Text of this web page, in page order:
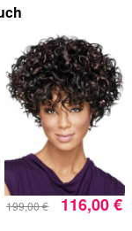
199,00 € 116,00 €